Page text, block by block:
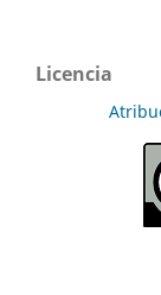
Licencia